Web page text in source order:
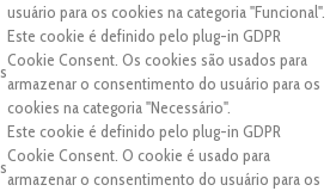
usuário para os cookies na categoria "Funcional".
Este cookie é definido pelo plug-in GDPR
Cookie Consent. Os cookies são usados para
armazenar o consentimento do usuário para os
cookies na categoria "Necessário".
Este cookie é definido pelo plug-in GDPR
Cookie Consent. O cookie é usado para
armazenar o consentimento do usuário para os